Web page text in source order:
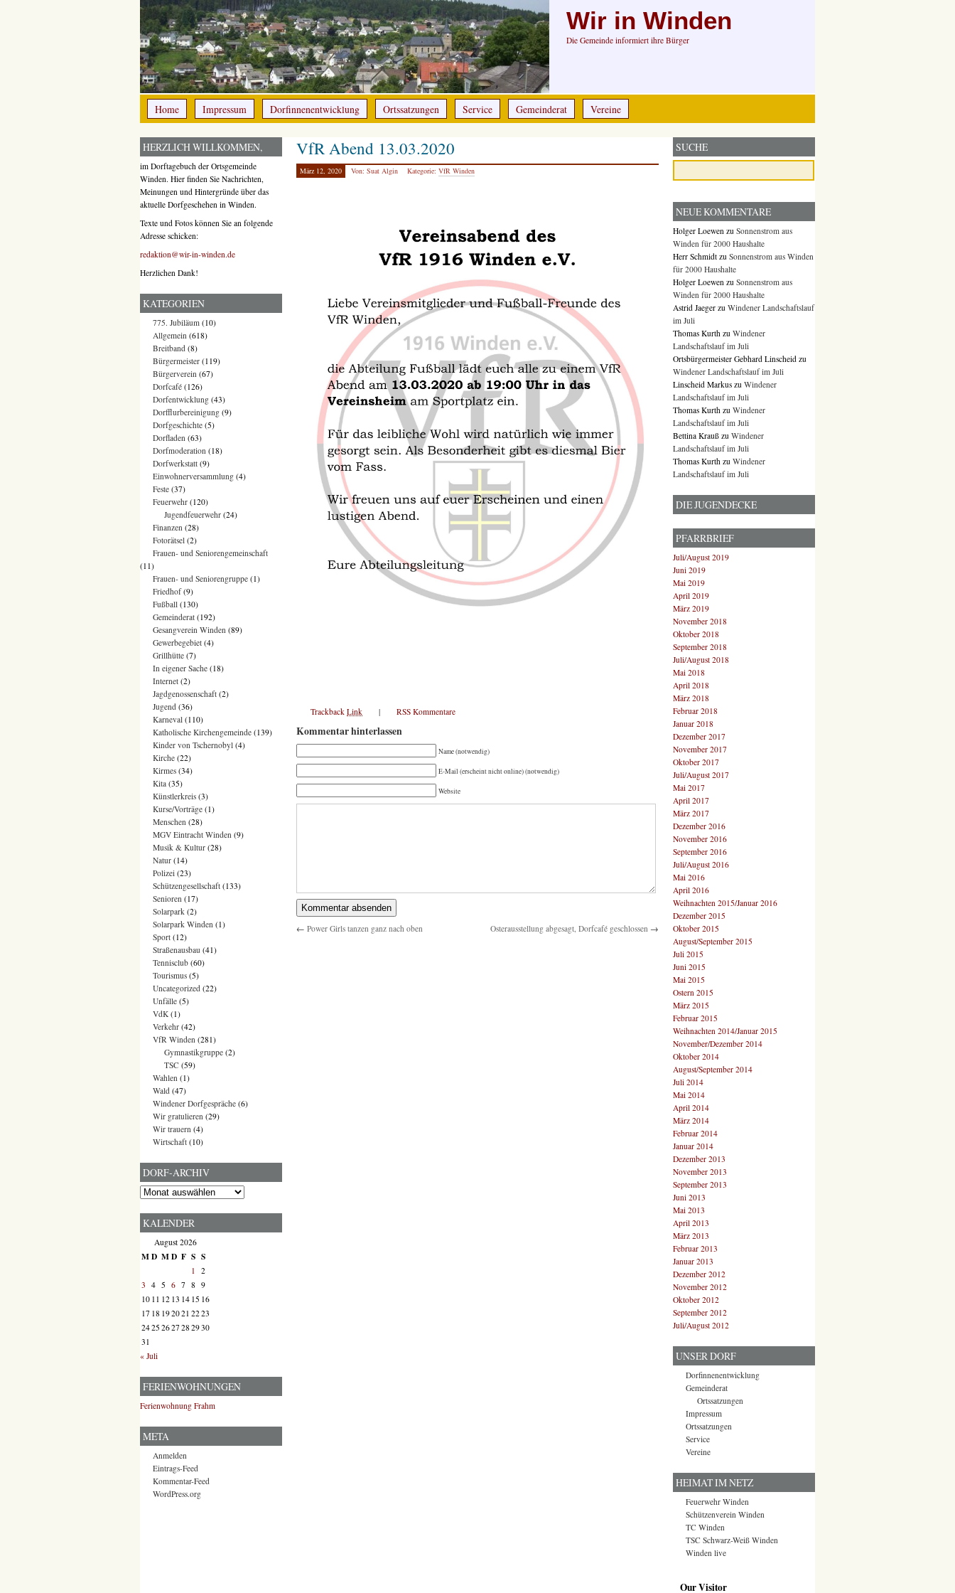
Wir in Winden
Die Gemeinde informiert ihre Bürger
Home Impressum Dorfinnenentwicklung Ortssatzungen Service Gemeinderat Vereine
VfR Abend 13.03.2020
März 12, 2020 Von: Suat Algin Kategorie: VfR Winden
Trackback Link | RSS Kommentare
Kommentar hinterlassen
Name (notwendig)
E-Mail (erscheint nicht online) (notwendig)
Website
← Power Girls tanzen ganz nach oben Osterausstellung abgesagt, Dorfcafé geschlossen →
HERZLICH WILLKOMMEN,
im Dorftagebuch der Ortsgemeinde
Winden. Hier finden Sie Nachrichten,
Meinungen und Hintergründe über das
aktuelle Dorfgeschehen in Winden.
Texte und Fotos können Sie an folgende
Adresse schicken:
redaktion@wir-in-winden.de
Herzlichen Dank!
KATEGORIEN
775. Jubiläum (10)
Allgemein (618)
Breitband (8)
Bürgermeister (119)
Bürgerverein (67)
Dorfcafé (126)
Dorfentwicklung (43)
Dorfflurbereinigung (9)
Dorfgeschichte (5)
Dorfladen (63)
Dorfmoderation (18)
Dorfwerkstatt (9)
Einwohnerversammlung (4)
Feste (37)
Feuerwehr (120)
Jugendfeuerwehr (24)
Finanzen (28)
Fotorätsel (2)
Frauen- und Seniorengemeinschaft
(11)
Frauen- und Seniorengruppe (1)
Friedhof(9)
Fußball (130)
Gemeinderat (192)
Gesangverein Winden (89)
Gewerbegebiet (4)
Grillhütte (7)
In eigener Sache (18)
Internet (2)
Jagdgenossenschaft (2)
Jugend (36)
Karneval (110)
Katholische Kirchengemeinde (139)
Kinder von Tschernobyl (4)
Kirche (22)
Kirmes (34)
Kita (35)
Künstlerkreis (3)
Kurse/Vorträge (1)
Menschen (28)
MGV Eintracht Winden (9)
Musik & Kultur (28)
Natur (14)
Polizei (23)
Schützengesellschaft (133)
Senioren (17)
Solarpark (2)
Solarpark Winden (1)
Sport (12)
Straßenausbau (41)
Tennisclub (60)
Tourismus (5)
Uncategorized (22)
Unfälle (5)
VdK (1)
Verkehr (42)
VfR Winden (281)
Gymnastikgruppe (2)
TSC (59)
Wahlen (1)
Wald (47)
Windener Dorfgespräche (6)
Wir gratulieren (29)
Wir trauern (4)
Wirtschaft (10)
DORF-ARCHIV
Dorf-
KALENDER
August 2026
MD MD F S S
1 2
3 4 5 6 7 8 9
10 11 12 13 14 15 16
17 18 192021 2223
2425 2627 28 2930
31
« Juli
FERIENWOHNUNGEN
Ferienwohnung Frahm
META
Anmelden
Eintrags-Feed
Kommentar-Feed
WordPress.org
SUCHE
NEUE KOMMENTARE
Holger Loewen zu Sonnenstrom aus
Winden für 2000 Haushalte
Herr Schmidt zu Sonnenstrom aus Winden
für 2000 Haushalte
Holger Loewen zu Sonnenstrom aus
Winden für 2000 Haushalte
Astrid Jaeger zu Windener Landschaftslauf
im Juli
Thomas Kurth zu Windener
Landschaftslauf im Juli
Ortsbürgermeister Gebhard Linscheid zu
Windener Landschaftslauf im Juli
Linscheid Markus zu Windener
Landschaftslauf im Juli
Thomas Kurth zu Windener
Landschaftslauf im Juli
Bettina Krauß zu Windener
Landschaftslauf im Juli
Thomas Kurth zu Windener
Landschaftslauf im Juli
DIE JUGENDECKE
PFARRBRIEF
Juli/August 2019
Juni 2019
Mai 2019
April 2019
März 2019
November 2018
Oktober 2018
September 2018
Juli/August 2018
Mai 2018
April 2018
März 2018
Februar 2018
Januar 2018
Dezember 2017
November 2017
Oktober 2017
Juli/August 2017
Mai 2017
April 2017
März 2017
Dezember 2016
November 2016
September 2016
Juli/August 2016
Mai 2016
April 2016
Weihnachten 2015/Januar 2016
Dezember 2015
Oktober 2015
August/September 2015
Juli 2015
Juni 2015
Mai 2015
Ostern 2015
März 2015
Februar 2015
Weihnachten 2014/Januar 2015
November/Dezember 2014
Oktober 2014
August/September 2014
Juli 2014
Mai 2014
April 2014
März 2014
Februar 2014
Januar 2014
Dezember 2013
November 2013
September 2013
Juni 2013
Mai 2013
April 2013
März 2013
Februar 2013
Januar 2013
Dezember 2012
November 2012
Oktober 2012
September 2012
Juli/August 2012
UNSER DORF
Dorfinnenentwicklung
Gemeinderat
Ortssatzungen
Impressum
Ortssatzungen
Service
Vereine
HEIMAT IM NETZ
Feuerwehr Winden
Schützenverein Winden
TC Winden
TSC Schwarz-Weiß Winden
Winden live
Our Visitor